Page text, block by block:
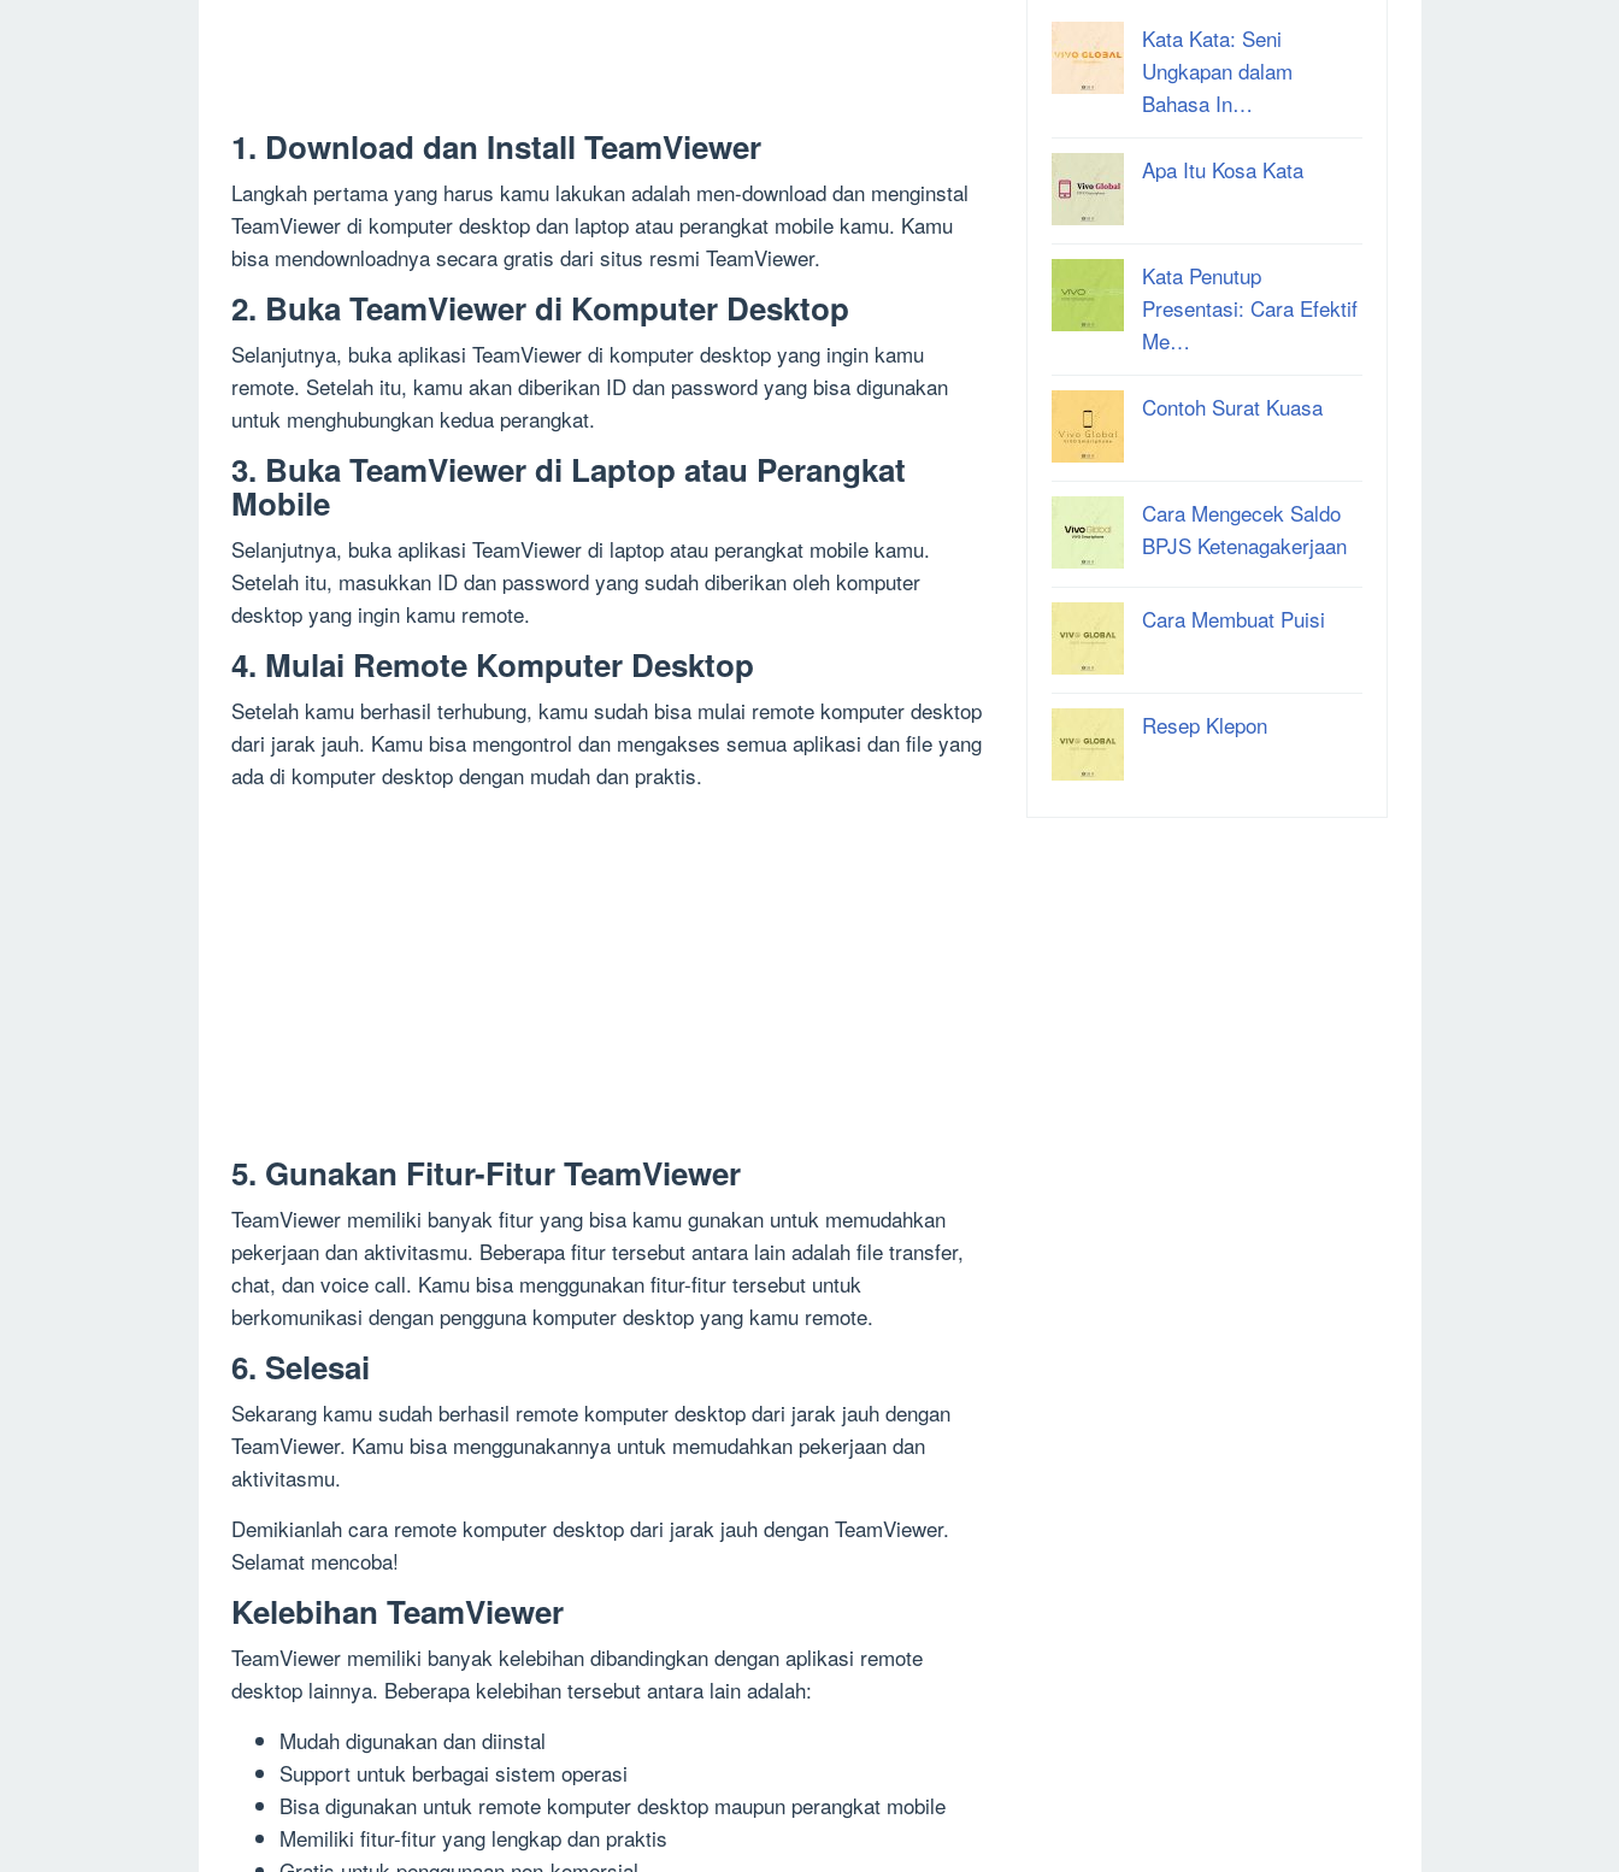
1. Download dan Install TeamViewer
Langkah pertama yang harus kamu lakukan adalah men-download dan menginstal
TeamViewer di komputer desktop dan laptop atau perangkat mobile kamu. Kamu
bisa mendownloadnya secara gratis dari situs resmi TeamViewer.
2. Buka TeamViewer di Komputer Desktop
Selanjutnya, buka aplikasi TeamViewer di komputer desktop yang ingin kamu
remote. Setelah itu, kamu akan diberikan ID dan password yang bisa digunakan
untuk menghubungkan kedua perangkat.
3. Buka TeamViewer di Laptop atau Perangkat
Mobile
Selanjutnya, buka aplikasi TeamViewer di laptop atau perangkat mobile kamu.
Setelah itu, masukkan ID dan password yang sudah diberikan oleh komputer
desktop yang ingin kamu remote.
4. Mulai Remote Komputer Desktop
Setelah kamu berhasil terhubung, kamu sudah bisa mulai remote komputer desktop
dari jarak jauh. Kamu bisa mengontrol dan mengakses semua aplikasi dan file yang
ada di komputer desktop dengan mudah dan praktis.
5. Gunakan Fitur-Fitur TeamViewer
TeamViewer memiliki banyak fitur yang bisa kamu gunakan untuk memudahkan
pekerjaan dan aktivitasmu. Beberapa fitur tersebut antara lain adalah file transfer,
chat, dan voice call. Kamu bisa menggunakan fitur-fitur tersebut untuk
berkomunikasi dengan pengguna komputer desktop yang kamu remote.
6. Selesai
Sekarang kamu sudah berhasil remote komputer desktop dari jarak jauh dengan
TeamViewer. Kamu bisa menggunakannya untuk memudahkan pekerjaan dan
aktivitasmu.
Demikianlah cara remote komputer desktop dari jarak jauh dengan TeamViewer.
Selamat mencoba!
Kelebihan TeamViewer
TeamViewer memiliki banyak kelebihan dibandingkan dengan aplikasi remote
desktop lainnya. Beberapa kelebihan tersebut antara lain adalah:
Mudah digunakan dan diinstal
Support untuk berbagai sistem operasi
Bisa digunakan untuk remote komputer desktop maupun perangkat mobile
Memiliki fitur-fitur yang lengkap dan praktis
Kata Kata: Seni
Ungkapan dalam
Bahasa In…
Apa Itu Kosa Kata
Kata Penutup
Presentasi: Cara Efektif
Me…
Contoh Surat Kuasa
Cara Mengecek Saldo
BPJS Ketenagakerjaan
Cara Membuat Puisi
Resep Klepon